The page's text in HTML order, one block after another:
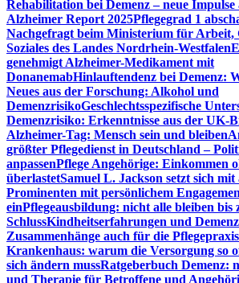
Rehabilitation bei Demenz – neue Impulse
Alzheimer Report 2025Pflegegrad 1
Nachgefragt beim Ministerium für Arbeit,
Soziales des Landes Nordrhein-Westfalen
genehmigt Alzheimer-Medikament mit
DonanemabHinlauftendenz bei Demenz:
Neues aus der Forschung: Alkohol und
DemenzrisikoGeschlechtsspezifische
Demenzrisiko: Erkenntnisse aus der UK-
Alzheimer-Tag: Mensch sein und bleiben
größter Pflegedienst in Deutschland –
anpassenPflege Angehörige: Einkommen
überlastetSamuel L. Jackson setzt sich mit
Prominenten mit persönlichem
einPflegeausbildung: nicht alle bleiben bis
SchlussKindheitserfahrungen und
Zusammenhänge auch für die Pflegepraxis
Krankenhaus: warum die Versorgung so
sich ändern mussRatgeberbuch Demenz:
und Therapie für Betroffene und